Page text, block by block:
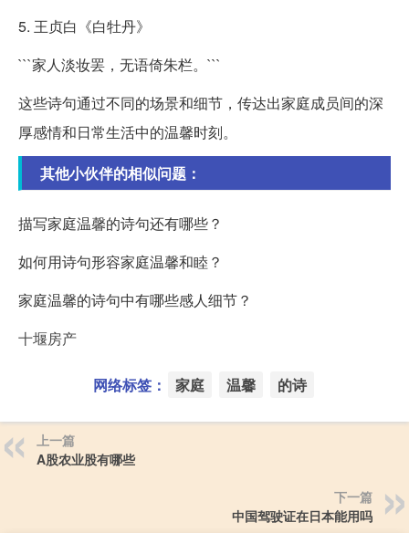
5. 王贞白《白牡丹》
```家人淡妆罢，无语倚朱栏。```
这些诗句通过不同的场景和细节，传达出家庭成员间的深
厚感情和日常生活中的温馨时刻。
其他小伙伴的相似问题：
描写家庭温馨的诗句还有哪些？
如何用诗句形容家庭温馨和睦？
家庭温馨的诗句中有哪些感人细节？
十堰房产
网络标签： 家庭 温馨 的诗
上一篇
A股农业股有哪些
下一篇
中国驾驶证在日本能用吗